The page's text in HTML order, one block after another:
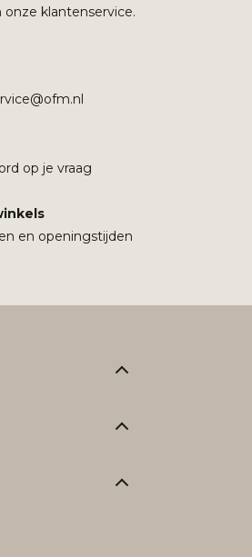
klantenservice.
op je vraag
en openingstijden